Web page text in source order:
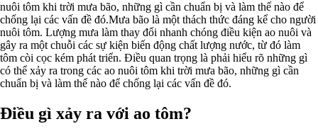
nuôi tôm khi trời mưa bão, những gì cần chuẩn bị và làm thế nào để
chống lại các vấn đề đó.Mưa bão là một thách thức đáng kể cho người
nuôi tôm. Lượng mưa làm thay đổi nhanh chóng điều kiện ao nuôi và
gây ra một chuỗi các sự kiện biến động chất lượng nước, từ đó làm
tôm còi cọc kém phát triển. Điều quan trọng là phải hiểu rõ những gì
có thể xảy ra trong các ao nuôi tôm khi trời mưa bão, những gì cần
chuẩn bị và làm thế nào để chống lại các vấn đề đó.
Điều gì xảy ra với ao tôm?